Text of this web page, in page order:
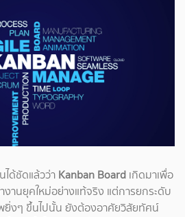
ด้ชัดแล้วว่า Kanban Board เกิดมาเพื่อ
านยุคใหม่อย่างแท้จริง แต่การยกระดับ
ยิ่งๆ ขึ้นไปนั้น ยังต้องอาศัยวิสัยทัศน์